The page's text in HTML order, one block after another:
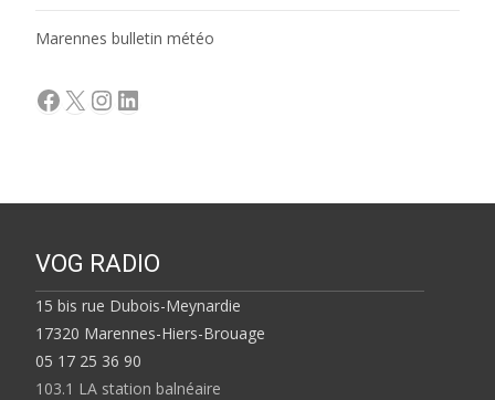
Marennes bulletin météo
Facebook
X Instagram
LinkedIn
VOG RADIO
15 bis rue Dubois-Meynardie
17320 Marennes-Hiers-Brouage
05 17 25 36 90
103.1 LA station balnéaire